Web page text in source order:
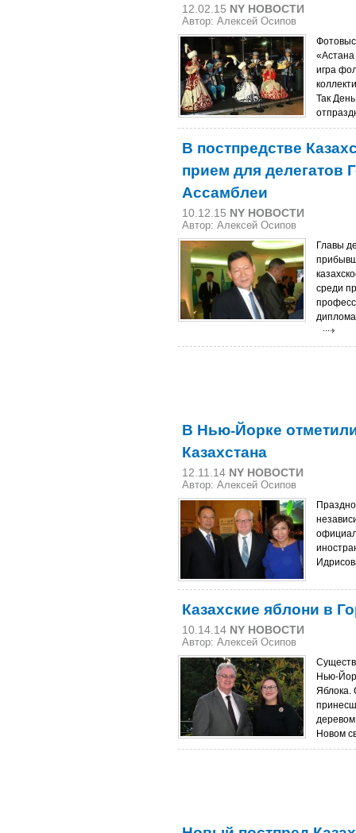
12.02.15 NY НОВОСТИ
Автор: Алексей Осипов
игра
Так
В постпредстве
прием для делегатов
Ассамблеи
10.12.15 NY НОВОСТИ
Автор: Алексей Осипов
Главы
среди
В Нью-Йорке
Казахстана
12.11.14 NY НОВОСТИ
Автор: Алексей Осипов
Казахские яблони в
10.14.14 NY НОВОСТИ
Автор: Алексей Осипов
Нью-
Яблока.
Новом